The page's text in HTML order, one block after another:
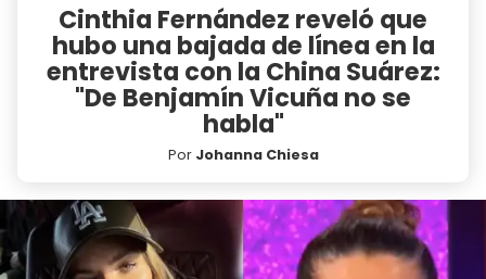
Cinthia Fernández reveló que
hubo una bajada de línea en la
entrevista con la China Suárez:
"De Benjamín Vicuña no se
habla"
Por Johanna Chiesa